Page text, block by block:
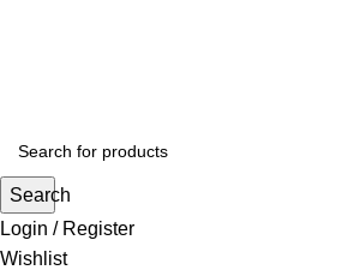
Search
Login / Register
Wishlist